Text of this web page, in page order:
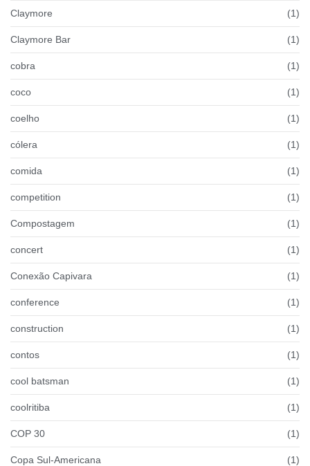
Claymore (1)
Claymore Bar (1)
cobra (1)
coco (1)
coelho (1)
cólera (1)
comida (1)
competition (1)
Compostagem (1)
concert (1)
Conexão Capivara (1)
conference (1)
construction (1)
contos (1)
cool batsman (1)
coolritiba (1)
COP 30 (1)
Copa Sul-Americana (1)